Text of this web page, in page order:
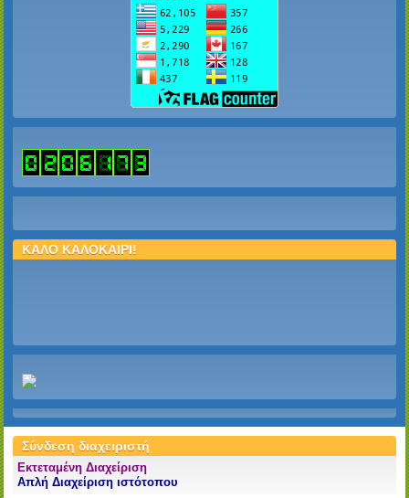
ΚΑΛΟ ΚΑΛΟΚΑΙΡΙ!
Σύνδεση διαχειριστή
Εκτεταμένη Διαχείριση
Απλή Διαχείριση ιστότοπου